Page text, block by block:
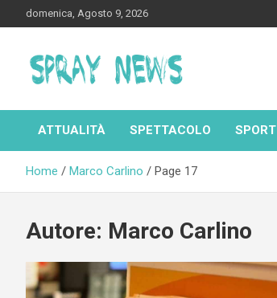
to
domenica, Agosto 9, 2026
Spraynews.it
ATTUALITÀ SPETTACOLO SPORT
Home Marco Carlino Page 17
Autore: Marco Carlino